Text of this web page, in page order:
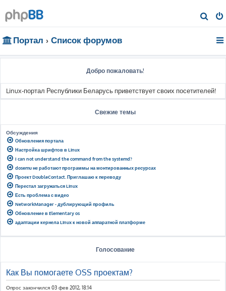
о
Портал Список форумов
Добро пожаловать!
Linux-портал Республики Беларусь приветствует своих посетителей!
Свежие темы
Обсуждения
Обновления портала
Настройка шрифтов в Linux
I can not understand the command from the systemd?
dosemu не работают программы на монтированных ресурсах
Проект DoubleContact. Приглашаю к переводу
Перестал загружаться Linux
Есть проблема с видео
NetworkManager - дублирующий профиль
Обновление в Elementary os
адаптации кернела Linux к новой аппаратной платформе
Голосование
Как Вы помогаете OSS проектам?
Опрос закончился 03 фев 2012, 18:14